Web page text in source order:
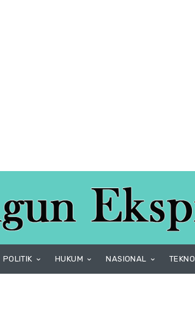
POLITIK HUKUM NASIONAL TEKNO